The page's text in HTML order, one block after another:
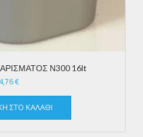
Ν300 16lt
4,76€
ΣΤΟ ΚΑΛΆΘΙ